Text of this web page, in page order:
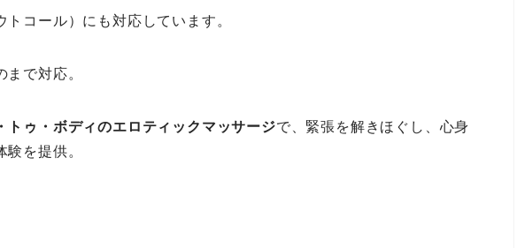
コール）にも対応しています。
で対応。
トゥ・ボディのエロティックマッサージで、緊張を解きほぐし、心身
を提供。